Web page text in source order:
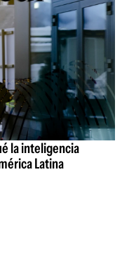
la inteligencia
Latina